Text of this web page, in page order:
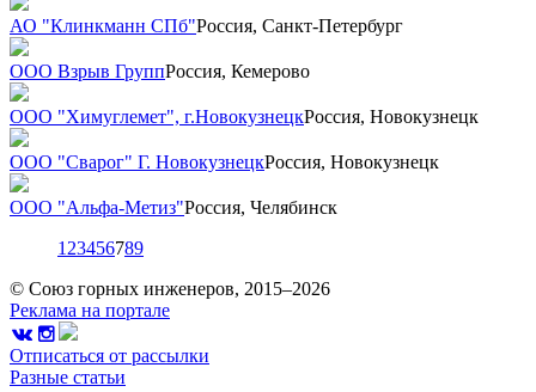
АО "Клинкманн СПб"Россия, Санкт-Петербург
ООО Взрыв ГруппРоссия, Кемерово
ООО "Химуглемет", г.НовокузнецкРоссия, Новокузнецк
ООО "Сварог" Г. НовокузнецкРоссия, Новокузнецк
ООО "Альфа-Метиз"Россия, Челябинск
1 23456789
© Союз горных инженеров, 2015–2026
Реклама на портале
Отписаться от рассылки
Разные статьи